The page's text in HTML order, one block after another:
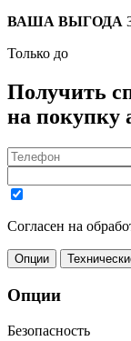
ВАША ВЫГОДА
Только до
Получить
на покупку
Согласен на
Опции
Опции
Безопасность